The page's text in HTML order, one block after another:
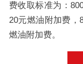
费收取标准为：
20元燃油附加费，
燃油附加费。